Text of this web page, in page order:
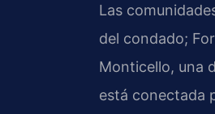
Las
del condado;
Monticello, una
está conectada